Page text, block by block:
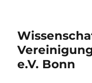
e.V. Bonn